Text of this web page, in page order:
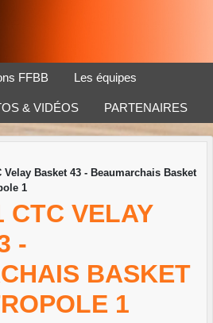
FFBB Les équipes
& VIDÉOS PARTENAIRES
Velay Basket 43 - Beaumarchais Basket
1
CTC VELAY
-
BASKET
1